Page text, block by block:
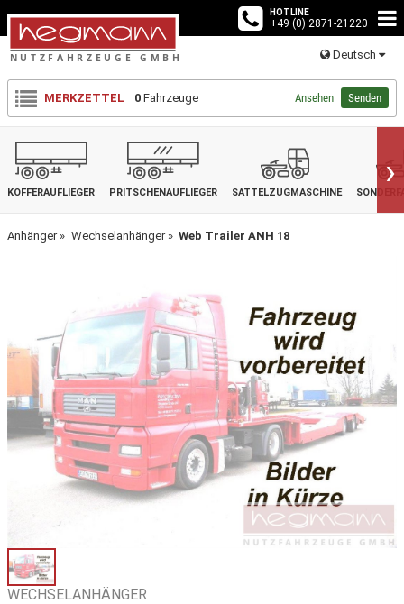
HOTLINE
+49 (0) 2871-21220
Deutsch
MERKZETTEL 0 Fahrzeuge Ansehen Senden
KOFFERAUFLIEGER PRITSCHENAUFLIEGER SATTELZUGMASCHINE ›
Anhänger Wechselanhänger Web Trailer ANH 18
WECHSELANHÄNGER